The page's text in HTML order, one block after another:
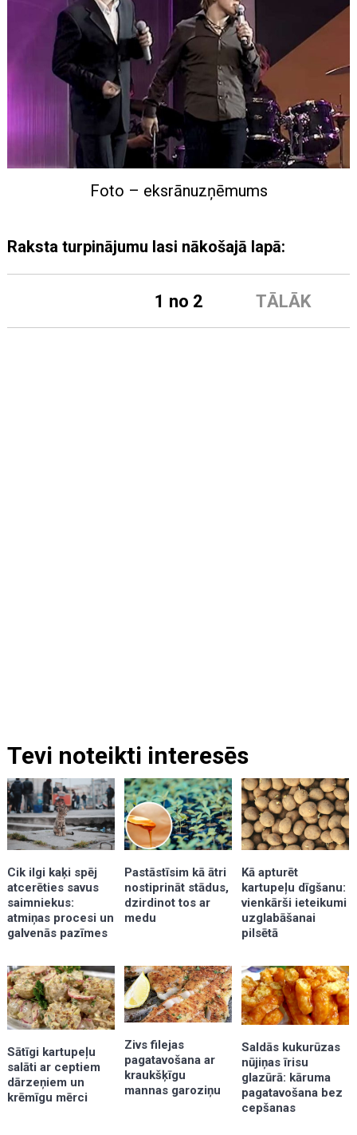
Foto – eksrānuzņēmums
Raksta turpinājumu lasi nākošajā lapā:
TĀLĀK
1 no 2
Tevi noteikti interesēs
Cik ilgi kaķi spēj
atcerēties savus
saimniekus:
atmiņas procesi un
galvenās pazīmes
Pastāstīsim kā ātri
nostiprināt stādus,
dzirdinot tos ar
medu
Kā apturēt
kartupeļu dīgšanu:
vienkārši ieteikumi
uzglabāšanai
pilsētā
Sātīgi kartupeļu
salāti ar ceptiem
dārzeņiem un
krēmīgu mērci
Zivs filejas
pagatavošana ar
kraukšķīgu
mannas garoziņu
Saldās kukurūzas
nūjiņas īrisu
glazūrā: kāruma
pagatavošana bez
cepšanas